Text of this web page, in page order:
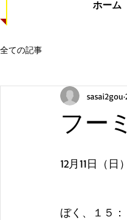
ホーム
全ての記事
フー
sasai2gou
12月11日（
ぼく、１５